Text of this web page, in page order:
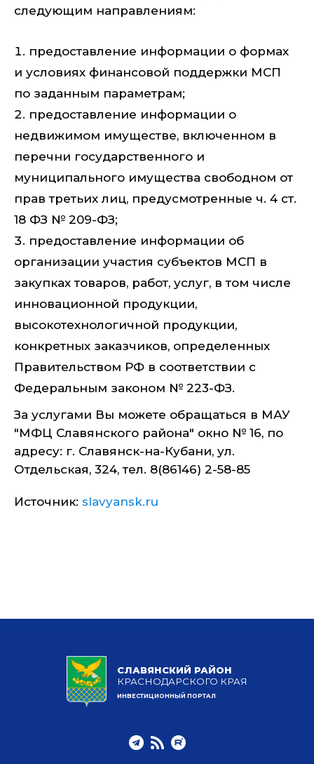
следующим направлениям:
предоставление информации о формах
и условиях финансовой поддержки МСП
по заданным параметрам;
предоставление информации о
недвижимом имуществе, включенном в
перечни государственного и
муниципального имущества свободном от
прав третьих лиц, предусмотренные ч. 4 ст.
18 ФЗ № 209-ФЗ;
предоставление информации об
организации участия субъектов МСП в
закупках товаров, работ, услуг, в том числе
инновационной продукции,
высокотехнологичной продукции,
конкретных заказчиков, определенных
Правительством РФ в соответствии с
Федеральным законом № 223-ФЗ.
За услугами Вы можете обращаться в МАУ
"МФЦ Славянского района" окно № 16, по
адресу: г. Славянск-на-Кубани, ул.
Отдельская, 324, тел. 8(86146) 2-58-85
Источник: slavyansk.ru
СЛАВЯНСКИЙ РАЙОН
КРАСНОДАРСКОГО КРАЯ
ИНВЕСТИЦИОННЫЙ ПОРТАЛ